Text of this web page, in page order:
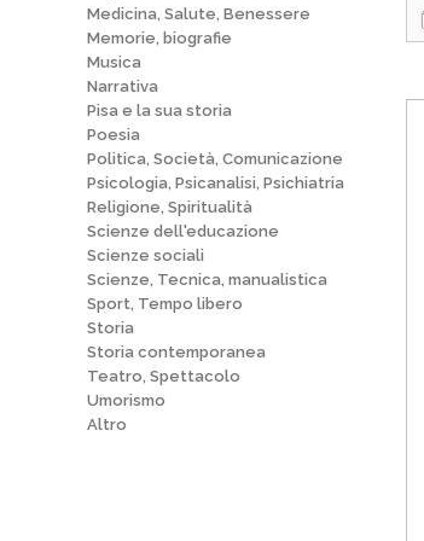
Medicina, Salute, Benessere
Memorie, biografie
Musica
Narrativa
Pisa e la sua storia
Poesia
Politica, Società, Comunicazione
Psicologia, Psicanalisi, Psichiatria
Religione, Spiritualità
Scienze dell'educazione
Scienze sociali
Scienze, Tecnica, manualistica
Sport, Tempo libero
Storia
Storia contemporanea
Teatro, Spettacolo
Umorismo
Altro